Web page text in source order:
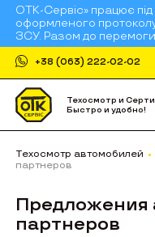
ОТК-Сервіс» працює
оформленого
ЗСУ. Разом до
+38 (063) 222-02-02
Техосмотр и
Быстро и удобно!
Техосмотр автомобилей
партнеров
Предложения
партнеров